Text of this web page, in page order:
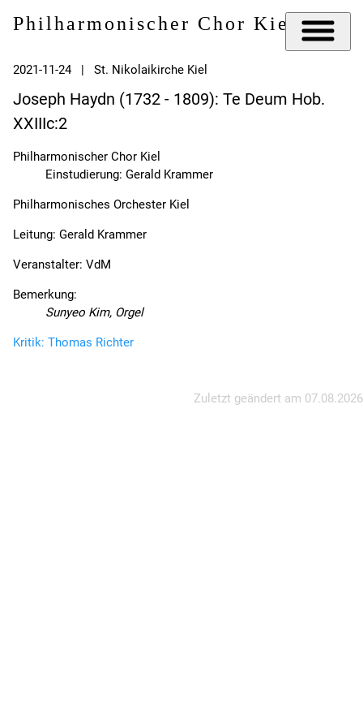
Philharmonischer Chor Kiel e.V.
2021-11-24 | St. Nikolaikirche Kiel
Joseph Haydn (1732 - 1809): Te Deum Hob.
XXIIIc:2
Philharmonischer Chor Kiel
Einstudierung: Gerald Krammer
Philharmonisches Orchester Kiel
Leitung: Gerald Krammer
Veranstalter: VdM
Bemerkung:
Sunyeo Kim, Orgel
Kritik: Thomas Richter
Zuletzt geändert am 07.08.2026